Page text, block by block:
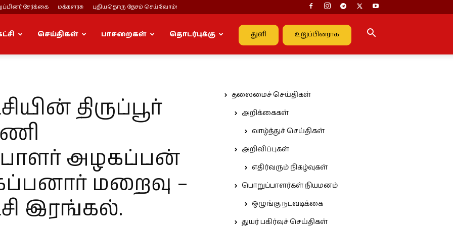
சேர்க்கை மக்களரசு புதியதொரு தேசம் செய்வோம்!
துளி உறுப்பினராக
செய்திகள் பாசறைகள் தொடர்புக்கு
திருப்பூர்
அழகப்பன்
மறைவு –
இரங்கல்.
தலைமைச் செய்திகள்
அறிக்கைகள்
வாழ்த்துச் செய்திகள்
அறிவிப்புகள்
எதிர்வரும் நிகழ்வுகள்
பொறுப்பாளர்கள் நியமனம்
ஒழுங்கு நடவடிக்கை
துயர் பகிர்வுச் செய்திகள்